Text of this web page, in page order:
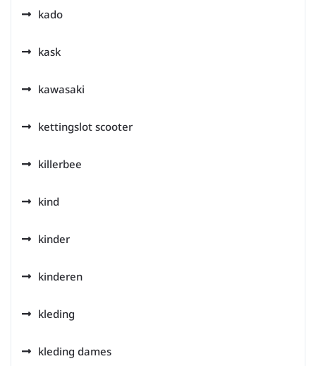
kado
kask
kawasaki
kettingslot scooter
killerbee
kind
kinder
kinderen
kleding
kleding dames